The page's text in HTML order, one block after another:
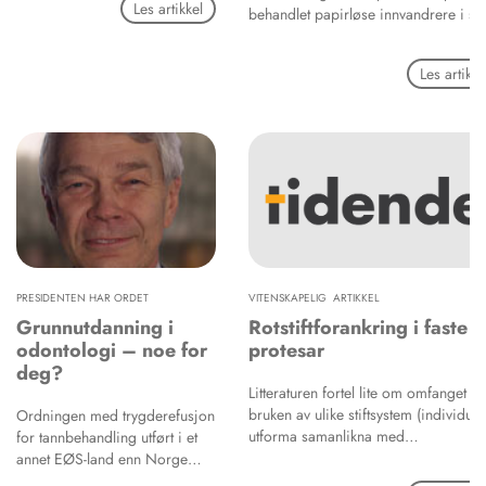
Les artikkel
behandlet papirløse innvandrere i sin
det er det minste han kan gjøre for
dem som er aller dårligst stilt i vårt
Les
PRESIDENTEN HAR ORDET
Grunnutdanning i
odontologi – noe for
deg?
Ordningen med trygderefusjon
for tannbehandling utført i et
annet EØS-land enn Norge
VITENSKAPELIG ARTIKKEL
Rotstiftforankring i faste
protesar
Litteraturen fortel lite om omfanget av
bruken av ulike stiftsystem (individuelt
utforma samanlikna med
grunn for val av stiftsystem.